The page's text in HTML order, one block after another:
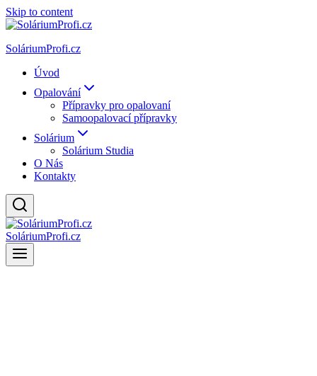
Skip to content
SoláriumProfi.cz
Úvod
Opalování
Přípravky pro opalovaní
Samoopalovací přípravky
Solárium
Solárium Studia
O Nás
Kontakty
SoláriumProfi.cz